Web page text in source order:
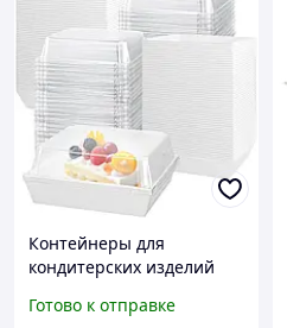
Контейнеры для
кондитерских изделий
десертов с прозрачными
Готово к отправке